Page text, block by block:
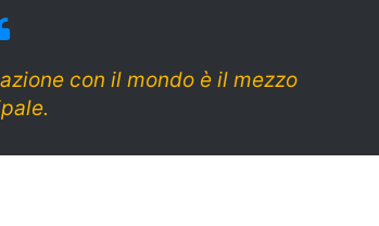
con il mondo è il mezzo